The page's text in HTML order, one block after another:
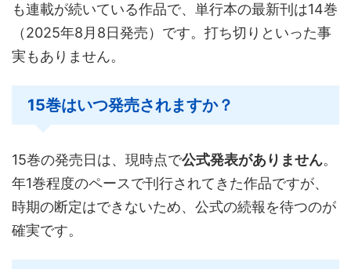
も連載が続いている作品で、単行本の最新刊は14巻
（2025年8月8日発売）です。打ち切りといった事
実もありません。
15巻はいつ発売されますか？
15巻の発売日は、現時点で公式発表がありません。
年1巻程度のペースで刊行されてきた作品ですが、
時期の断定はできないため、公式の続報を待つのが
確実です。